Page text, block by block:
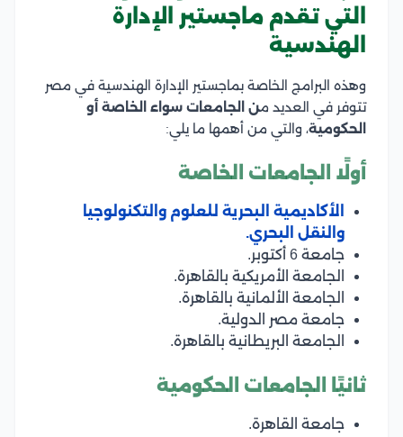
التي تقدم ماجستير الإدارة
الهندسية
وهذه البرامج الخاصة بماجستير الإدارة الهندسية في مصر
تتوفر في العديد من الجامعات سواء الخاصة أو
الحكومية، والتي من أهمها ما يلي:
أولًا الجامعات الخاصة
الأكاديمية البحرية للعلوم والتكنولوجيا
والنقل البحري.
جامعة 6 أكتوبر.
الجامعة الأمريكية بالقاهرة.
الجامعة الألمانية بالقاهرة.
جامعة مصر الدولية.
الجامعة البريطانية بالقاهرة.
ثانيًا الجامعات الحكومية
جامعة القاهرة.